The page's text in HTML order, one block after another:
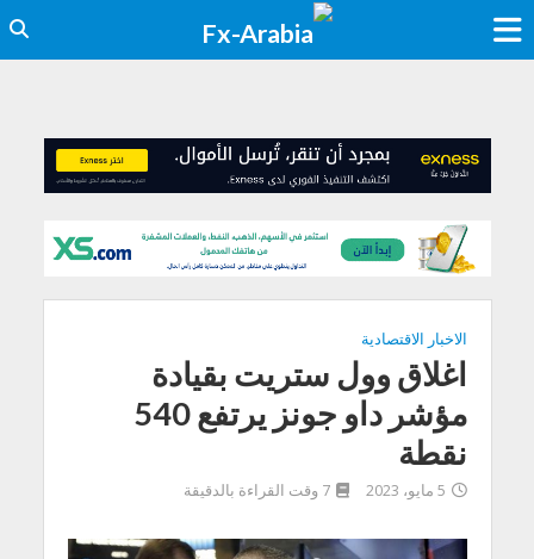
الاخبار الاقتصادية
اغلاق وول ستريت بقيادة
مؤشر داو جونز يرتفع 540
نقطة
5 مايو، 2023 7 وقت القراءة بالدقيقة